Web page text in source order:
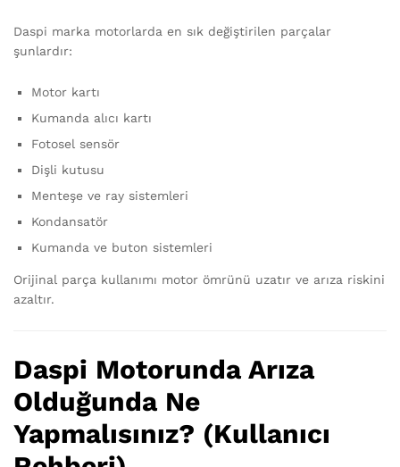
Daspi marka motorlarda en sık değiştirilen parçalar
şunlardır:
Motor kartı
Kumanda alıcı kartı
Fotosel sensör
Dişli kutusu
Menteşe ve ray sistemleri
Kondansatör
Kumanda ve buton sistemleri
Orijinal parça kullanımı motor ömrünü uzatır ve arıza riskini
azaltır.
Daspi Motorunda Arıza
Olduğunda Ne
Yapmalısınız? (Kullanıcı